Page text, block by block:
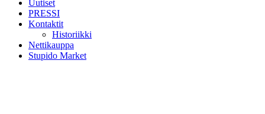
Uutiset
PRESSI
Kontaktit
Historiikki
Nettikauppa
Stupido Market